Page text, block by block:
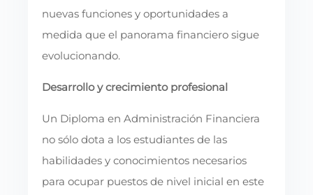
nuevas funciones y oportunidades a
medida que el panorama financiero sigue
evolucionando.
Desarrollo y crecimiento profesional
Un Diploma en Administración Financiera
no sólo dota a los estudiantes de las
habilidades y conocimientos necesarios
para ocupar puestos de nivel inicial en este